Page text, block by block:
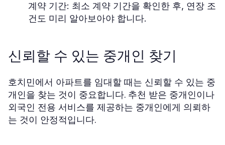
계약 기간: 최소 계약 기간을 확인한 후, 연장 조
건도 미리 알아보아야 합니다.
신뢰할 수 있는 중개인 찾기
호치민에서 아파트를 임대할 때는 신뢰할 수 있는 중
개인을 찾는 것이 중요합니다. 추천 받은 중개인이나
외국인 전용 서비스를 제공하는 중개인에게 의뢰하
는 것이 안정적입니다.